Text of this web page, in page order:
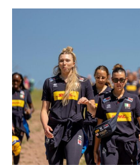
volta con Marta Ciotti. Moltissimi i